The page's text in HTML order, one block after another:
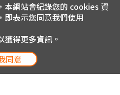
本網站會紀錄您的 cookies 資
即表示您同意我們使用
獲得更多資訊。
同意